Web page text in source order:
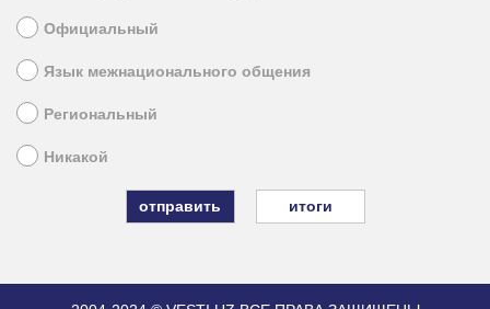
Официальный
Язык межнационального общения
Региональный
Никакой
итоги